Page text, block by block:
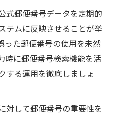
式郵便番号データを定期的
テムに反映させることが挙
った郵便番号の使用を未然
時に郵便番号検索機能を活
する運用を徹底しましょ
対して郵便番号の重要性を